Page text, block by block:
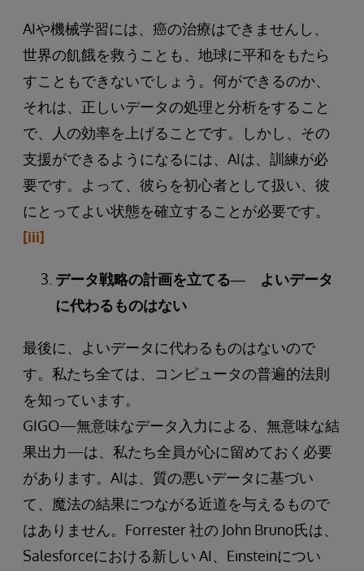
AIや機械学習には、癌の治療はできませんし、
世界の飢餓を救うことも、地球に平和をもたら
すこともできないでしょう。何ができるのか、
それは、正しいデータの処理と分析をすること
で、人の効率を上げることです。しかし、その
支援ができるようになるには、AIは、訓練が必
要です。よって、彼らを初心者として扱い、彼
にとってよい状態を確立することが必要です。
[iii]
データ戦略の計画を立てる― よいデータ
に代わるものはない
最後に、よいデータに代わるものはないので
す。私たち全ては、コンピュータの普遍的法則
を知っています。
GIGO—無意味なデータ入力による、無意味な結
果出力—は、私たち全員が心に留めておく必要
があります。AIは、質の悪いデータに基づい
て、魔法の結果につながる近道を与えるもので
はありません。Forrester 社の John Bruno氏は、
Salesforceにおける新しい AI、Einsteinについ